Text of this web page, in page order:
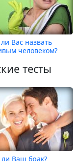
Вас назвать
человеком?
тесты
Ваш брак?